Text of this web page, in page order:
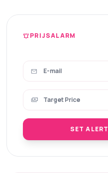
notifications_activePRIJSALARM
mail
payments
SET ALERT